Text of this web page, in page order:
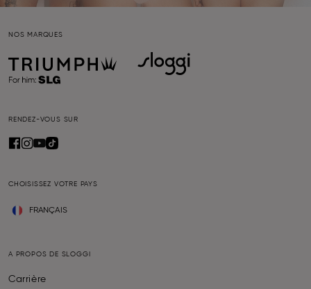
NOS MARQUES
RENDEZ-VOUS SUR
CHOISISSEZ VOTRE PAYS
FRANÇAIS
A PROPOS DE SLOGGI
Carrière